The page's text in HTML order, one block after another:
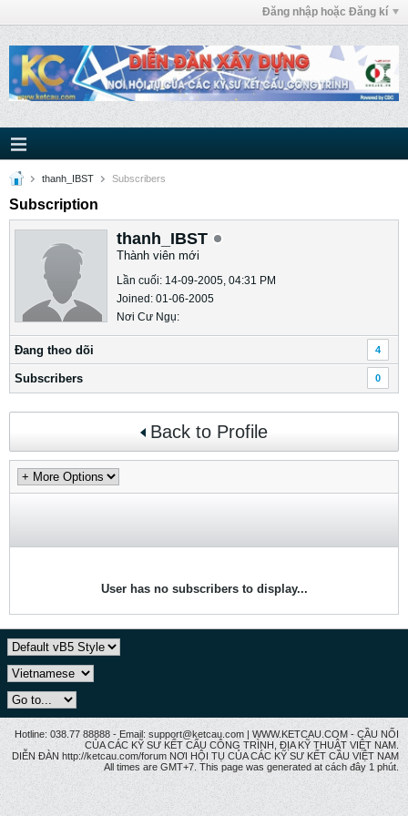
Đăng nhập hoặc Đăng kí
thanh_IBST Subscribers
Subscription
thanh_IBST
Thành viên mới
Lần cuối: 14-09-2005, 04:31 PM
Joined: 01-06-2005
Nơi Cư Ngụ:
Ðang theo dõi 4
Subscribers 0
Back to Profile
User has no subscribers to display...
Hotline: 038.77 88888 - Email: support@ketcau.com | WWW.KETCAU.COM - CẦU NỐI
CỦA CÁC KỸ SƯ KẾT CẤU CÔNG TRÌNH, ĐỊA KỸ THUẬT VIỆT NAM.
DIỄN ĐÀN http://ketcau.com/forum NƠI HỘI TỤ CỦA CÁC KỸ SƯ KẾT CÂU VIỆT NAM
All times are GMT+7. This page was generated at cách đây 1 phút.